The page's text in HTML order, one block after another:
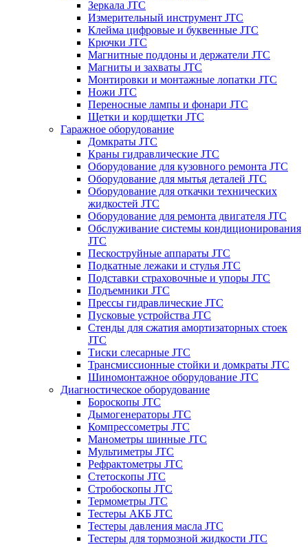
Зеркала JTC
Измерительный инструмент JTC
Клейма цифровые и буквенные JTC
Крючки JTC
Магнитные поддоны и держатели JTC
Магниты и захваты JTC
Монтировки и монтажные лопатки JTC
Ножи JTC
Переносные лампы и фонари JTC
Щетки и кордщетки JTC
Гаражное оборудование
Домкраты JTC
Краны гидравлические JTC
Оборудование для кузовного ремонта JTC
Оборудование для мытья деталей JTC
Оборудование для откачки технических
жидкостей JTC
Оборудование для ремонта двигателя JTC
Обслуживание системы кондиционирования
JTC
Пескоструйные аппараты JTC
Подкатные лежаки и стулья JTC
Подставки страховочные и упоры JTC
Подъемники JTC
Прессы гидравлические JTC
Пусковые устройства JTC
Стенды для сжатия амортизаторных стоек
JTC
Тиски слесарные JTC
Трансмиссионные стойки и домкраты JTC
Шиномонтажное оборудование JTC
Диагностическое оборудование
Бороскопы JTC
Дымогенераторы JTC
Компрессометры JTC
Манометры шинные JTC
Мультиметры JTC
Рефрактометры JTC
Стетоскопы JTC
Стробоскопы JTC
Термометры JTC
Тестеры АКБ JTC
Тестеры давления масла JTC
Тестеры для тормозной жидкости JTC